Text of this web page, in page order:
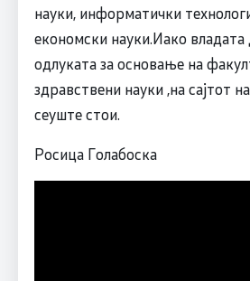
науки, информатички
економски науки.Иако
одлуката за основање на
здравствени науки ,на сајтот
сеуште стои.
Росица Голабоска